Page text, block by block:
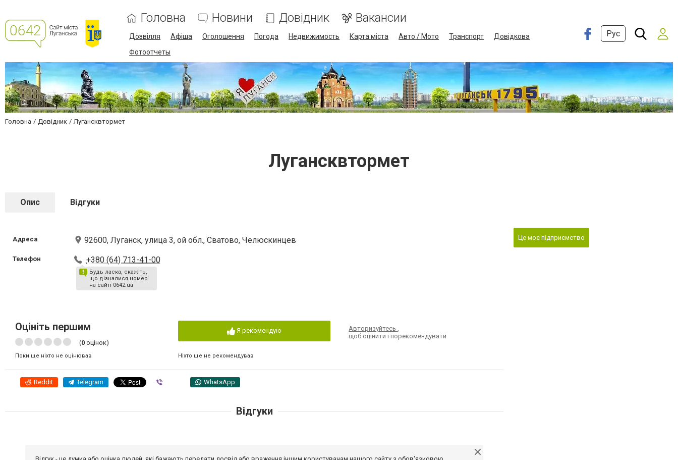
Головна Новини Довідник Вакансии
Дозвілля Афіша Оголошення Погода Недвижимость Карта міста Авто / Мото Транспорт
Довідкова
Фотоотчеты
Рус
Головна Довідник Лугансквтормет
Лугансквтормет
Опис Відгуки
Адреса 92600, Луганск, улица 3, ой обл., Сватово, Челюскинцев
Телефон +380 (64) 713-41-00
Будь ласка, скажіть,
що дізналися номер
на сайті 0642.ua
Оцініть першим
(0 оцінок)
Поки ще ніхто не оцінював
Я рекомендую
Ніхто ще не рекомендував
Авторизуйтесь,
щоб оцінити і порекомендувати
Reddit Telegram WhatsApp
Це моє підприємство
Відгуки